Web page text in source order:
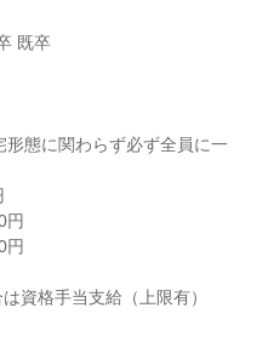
既卒
態に関わらず必ず全員に一
円
円
資格手当支給（上限有）